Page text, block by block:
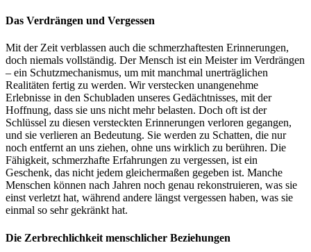
Das Verdrängen und Vergessen
Mit der Zeit verblassen auch die schmerzhaftesten Erinnerungen,
doch niemals vollständig. Der Mensch ist ein Meister im Verdrängen
– ein Schutzmechanismus, um mit manchmal unerträglichen
Realitäten fertig zu werden. Wir verstecken unangenehme
Erlebnisse in den Schubladen unseres Gedächtnisses, mit der
Hoffnung, dass sie uns nicht mehr belasten. Doch oft ist der
Schlüssel zu diesen versteckten Erinnerungen verloren gegangen,
und sie verlieren an Bedeutung. Sie werden zu Schatten, die nur
noch entfernt an uns ziehen, ohne uns wirklich zu berühren. Die
Fähigkeit, schmerzhafte Erfahrungen zu vergessen, ist ein
Geschenk, das nicht jedem gleichermaßen gegeben ist. Manche
Menschen können nach Jahren noch genau rekonstruieren, was sie
einst verletzt hat, während andere längst vergessen haben, was sie
einmal so sehr gekränkt hat.
Die Zerbrechlichkeit menschlicher Beziehungen